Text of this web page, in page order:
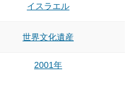
イスラエル
世界文化遺産
2001年